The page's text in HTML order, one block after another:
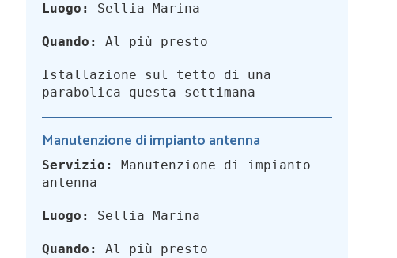
Luogo: Sellia Marina
Quando: Al più presto
Istallazione sul tetto di una
parabolica questa settimana
Manutenzione di impianto antenna
Servizio:
Manutenzione di impianto
antenna
Luogo: Sellia Marina
Quando: Al più presto